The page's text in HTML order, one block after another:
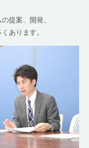
提案、開発、
あります。